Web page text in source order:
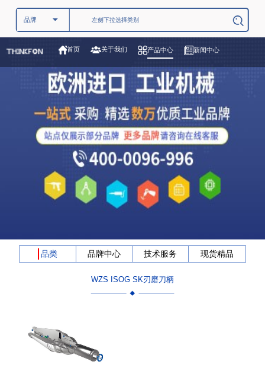
首页 关于我们 产品中心 新闻中心
品类 品牌中心 技术服务 现货精品
WZS ISOG SK刃磨刀柄